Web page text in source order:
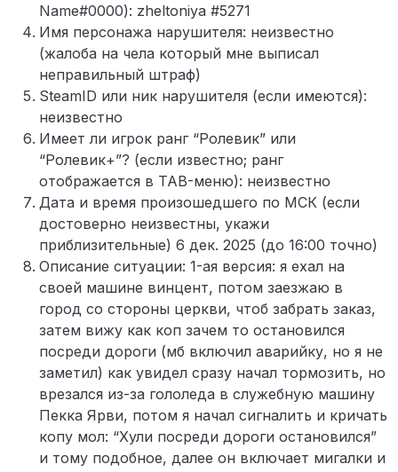
Name#0000): zheltoniya #5271
Имя персонажа нарушителя: неизвестно
(жалоба на чела который мне выписал
неправильный штраф)
SteamID или ник нарушителя (если имеются):
неизвестно
Имеет ли игрок ранг “Ролевик” или
“Ролевик+”? (если известно; ранг
отображается в TAB-меню): неизвестно
Дата и время произошедшего по МСК (если
достоверно неизвестны, укажи
приблизительные) 6 дек. 2025 (до 16:00 точно)
Описание ситуации: 1-ая версия: я ехал на
своей машине винцент, потом заезжаю в
город со стороны церкви, чтоб забрать заказ,
затем вижу как коп зачем то остановился
посреди дороги (мб включил аварийку, но я не
заметил) как увидел сразу начал тормозить, но
врезался из-за гололеда в служебную машину
Пекка Ярви, потом я начал сигналить и кричать
копу мол: “Хули посреди дороги остановился”
и тому подобное, далее он включает мигалки и